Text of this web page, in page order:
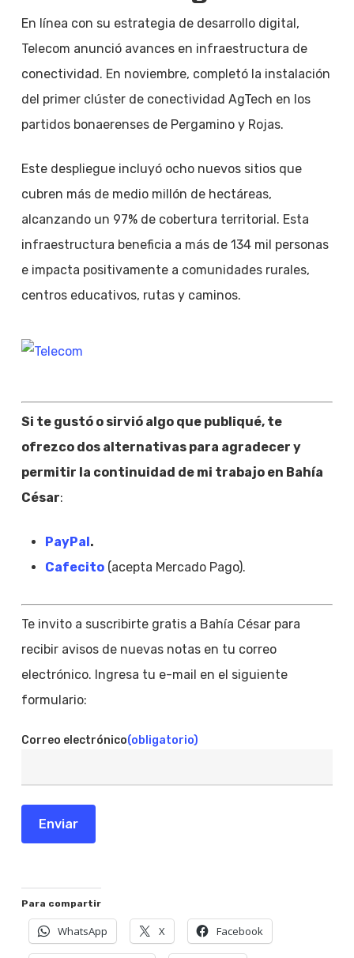
En línea con su estrategia de desarrollo digital,
Telecom anunció avances en infraestructura de
conectividad. En noviembre, completó la instalación
del primer clúster de conectividad AgTech en los
partidos bonaerenses de Pergamino y Rojas.
Este despliegue incluyó ocho nuevos sitios que
cubren más de medio millón de hectáreas,
alcanzando un 97% de cobertura territorial. Esta
infraestructura beneficia a más de 134 mil personas
e impacta positivamente a comunidades rurales,
centros educativos, rutas y caminos.
Si te gustó o sirvió algo que publiqué, te
ofrezco dos alternativas para agradecer y
permitir la continuidad de mi trabajo en Bahía
César:
PayPal.
Cafecito(acepta Mercado Pago).
Te invito a suscribirte gratis a Bahía César para
recibir avisos de nuevas notas en tu correo
electrónico. Ingresa tu e-mail en el siguiente
formulario:
Correo electrónico(obligatorio)
Enviar
Para compartir
WhatsApp X Facebook